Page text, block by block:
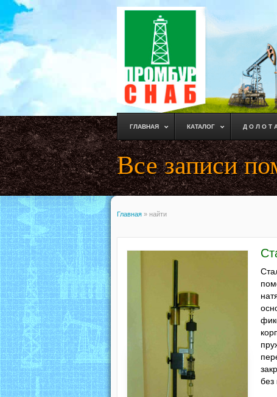
ГЛАВНАЯ КАТАЛОГ Д О Л О Т
Все записи
Главная » найти
без